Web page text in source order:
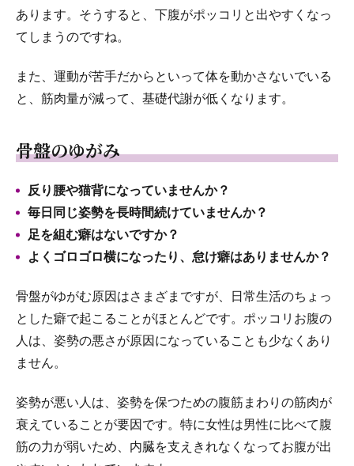
あります。そうすると、下腹がポッコリと出やすくなっ
てしまうのですね。
また、運動が苦手だからといって体を動かさないでいる
と、筋肉量が減って、基礎代謝が低くなります。
骨盤のゆがみ
反り腰や猫背になっていませんか？
毎日同じ姿勢を長時間続けていませんか？
足を組む癖はないですか？
よくゴロゴロ横になったり、怠け癖はありませんか？
骨盤がゆがむ原因はさまざまですが、日常生活のちょっ
とした癖で起こることがほとんどです。ポッコリお腹の
人は、姿勢の悪さが原因になっていることも少なくあり
ません。
姿勢が悪い人は、姿勢を保つための腹筋まわりの筋肉が
衰えていることが要因です。特に女性は男性に比べて腹
筋の力が弱いため、内臓を支えきれなくなってお腹が出